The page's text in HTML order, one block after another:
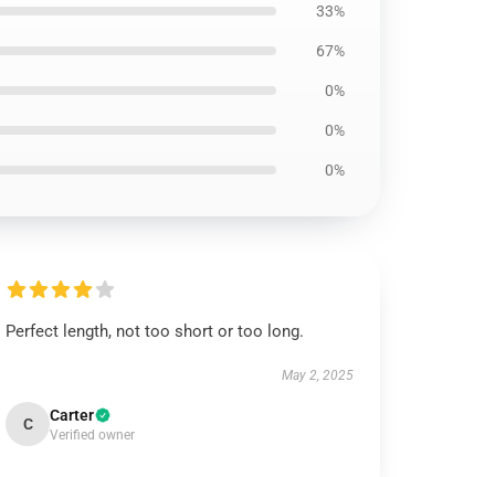
33%
67%
0%
0%
0%
Perfect length, not too short or too long.
May 2, 2025
C Carter
Verified owner